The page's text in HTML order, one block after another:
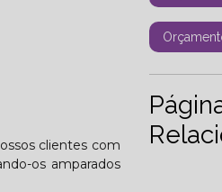
clientes com
os amparados